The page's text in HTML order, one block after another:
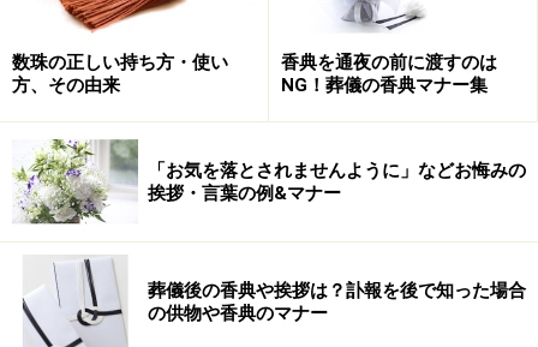
れている大変丁寧な言葉です。
遺族に会ったら、まず気持ちを伝えて心をこめた挨拶を
します。
「このたびはご愁傷様です」
「このたびは突然のことで大変でしたね」
など、よく使われるフレーズを覚えておきましょう。最
初からいきなり病状や死因などを聞くのは失礼です。
数珠の正しい持ち方・使い
方、その由来
香典を通夜の前に渡すのは
NG！葬儀の香典マナー集
「お気を落とされませんように」などお悔みの
挨拶・言葉の例&マナー
葬儀後の香典や挨拶は？訃報を後で知った場合
の供物や香典のマナー